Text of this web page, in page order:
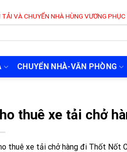
NHÀ HÙNG VƯƠNG PHỤC VỤ 24/7
CHUYỂN NHÀ-VĂN PHÒNG
thuê xe tải chở
thuê xe tải chở hàng đi Thốt Nốt